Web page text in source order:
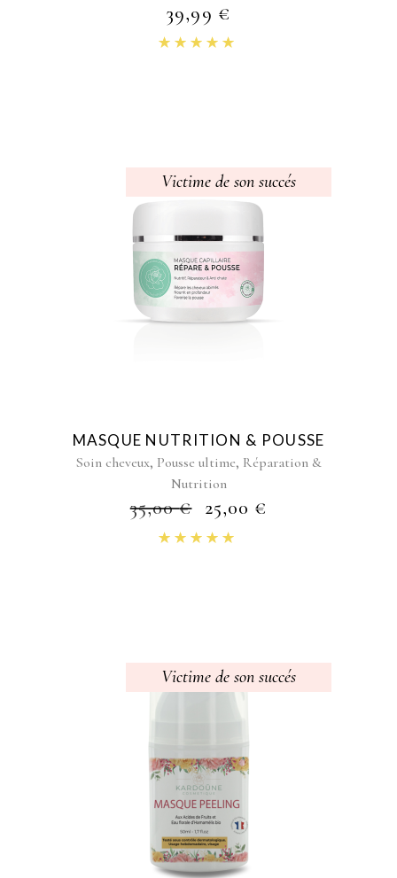
39,99 €
Victime de son succés
MASQUE NUTRITION & POUSSE
Soin cheveux, Pousse ultime, Réparation &
Nutrition
35,00€ 25,00 €
Victime de son succés